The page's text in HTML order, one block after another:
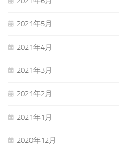
2021年5月
2021年4月
2021年3月
2021年2月
2021年1月
2020年12月